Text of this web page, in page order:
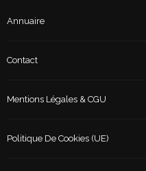
Annuaire
Contact
Mentions Légales & CGU
Politique De Cookies (UE)